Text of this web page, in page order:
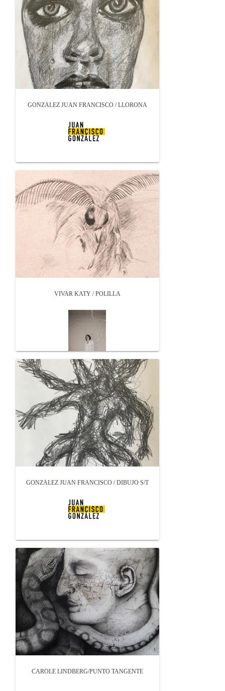
GONZÁLEZ JUAN FRANCISCO / LLORONA
VIVAR KATY / POLILLA
GONZÁLEZ JUAN FRANCISCO / DIBUJO S/T
CAROLE LINDBERG/PUNTO TANGENTE